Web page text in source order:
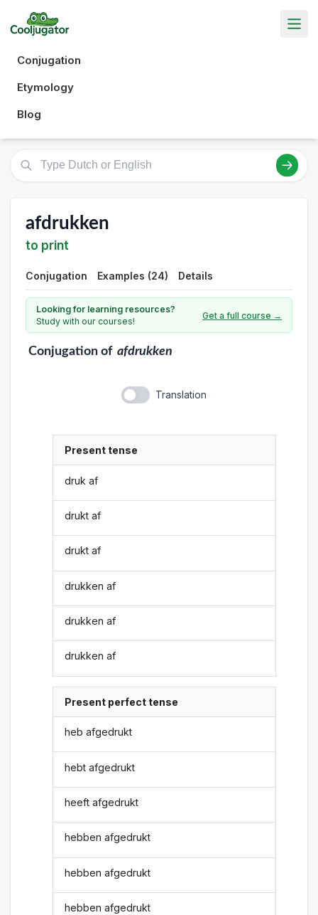
Conjugation
Etymology
Blog
afdrukken
to print
Conjugation Examples (24) Details
Looking for learning resources?
Study with our courses!
Get a full course →
Conjugationof afdrukken
Translation
Present tense
druk af
drukt af
drukt af
drukken af
drukken af
drukken af
Present perfect tense
heb afgedrukt
hebt afgedrukt
heeft afgedrukt
hebben afgedrukt
hebben afgedrukt
hebben afgedrukt